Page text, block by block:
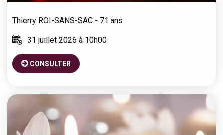
Thierry ROI-SANS-SAC - 71 ans
31 juillet 2026 à 10h00
CONSULTER